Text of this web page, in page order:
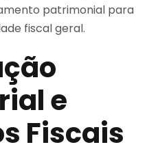
patrimonial para
fiscal geral.
e
Fiscais